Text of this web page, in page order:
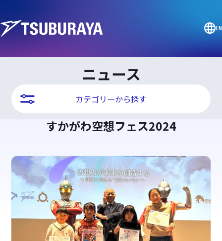
EN
ニュース
カテゴリーから探す
すかがわ空想フェス2024